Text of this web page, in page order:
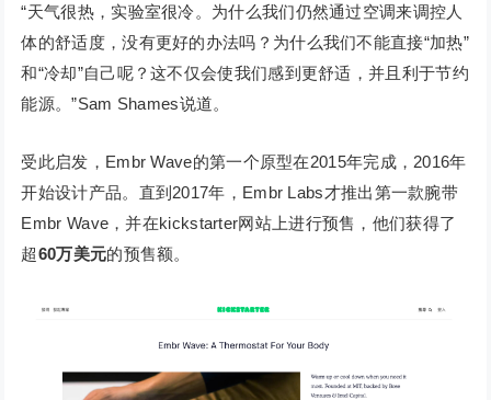
“天气很热，实验室很冷。为什么我们仍然通过空调来调控人
体的舒适度，没有更好的办法吗？为什么我们不能直接“加热”
和“冷却”自己呢？这不仅会使我们感到更舒适，并且利于节约
能源。”Sam Shames说道。
受此启发，Embr Wave的第一个原型在2015年完成，2016年
开始设计产品。直到2017年，Embr Labs才推出第一款腕带
Embr Wave，并在kickstarter网站上进行预售，他们获得了
超60万美元的预售额。